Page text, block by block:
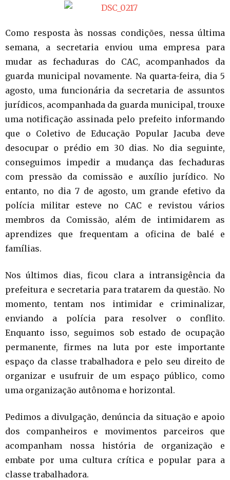
Como resposta às nossas condições, nessa última
semana, a secretaria enviou uma empresa para
mudar as fechaduras do CAC, acompanhados da
guarda municipal novamente. Na quarta-feira, dia 5
agosto, uma funcionária da secretaria de assuntos
jurídicos, acompanhada da guarda municipal, trouxe
uma notificação assinada pelo prefeito informando
que o Coletivo de Educação Popular Jacuba deve
desocupar o prédio em 30 dias. No dia seguinte,
conseguimos impedir a mudança das fechaduras
com pressão da comissão e auxílio jurídico. No
entanto, no dia 7 de agosto, um grande efetivo da
polícia militar esteve no CAC e revistou vários
membros da Comissão, além de intimidarem as
aprendizes que frequentam a oficina de balé e
famílias.
Nos últimos dias, ficou clara a intransigência da
prefeitura e secretaria para tratarem da questão. No
momento, tentam nos intimidar e criminalizar,
enviando a polícia para resolver o conflito.
Enquanto isso, seguimos sob estado de ocupação
permanente, firmes na luta por este importante
espaço da classe trabalhadora e pelo seu direito de
organizar e usufruir de um espaço público, como
uma organização autônoma e horizontal.
Pedimos a divulgação, denúncia da situação e apoio
dos companheiros e movimentos parceiros que
acompanham nossa história de organização e
embate por uma cultura crítica e popular para a
classe trabalhadora.